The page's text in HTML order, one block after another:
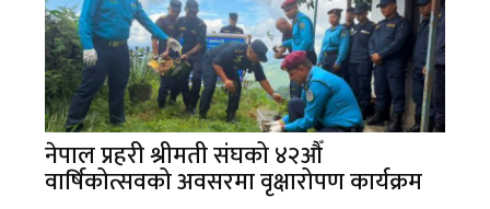
नेपाल प्रहरी श्रीमती संघको ४२औँ
वार्षिकोत्सवको अवसरमा वृक्षारोपण कार्यक्रम